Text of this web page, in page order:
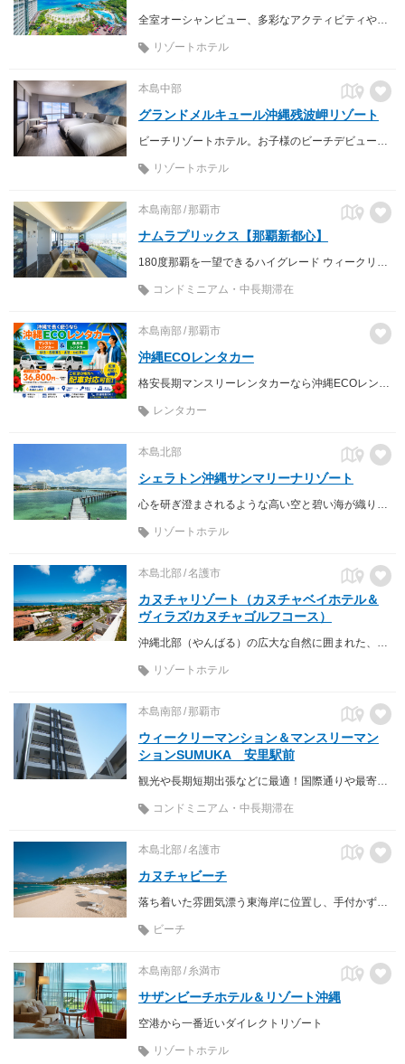
全室オーシャンビュー、多彩なアクティビティや充実の施設でゆったりとリゾートを楽しめるホテル。
リゾートホテル
本島中部
グランドメルキュール沖縄残波岬リゾート
リゾートホテル
本島南部 那覇市
ナムラプリックス【那覇新都心】
コンドミニアム・中長期滞在
本島南部 那覇市
沖縄ECOレンタカー
レンタカー
本島北部
シェラトン沖縄サンマリーナリゾート
リゾートホテル
本島北部 名護市
カヌチャリゾート（カヌチャベイホテル＆
ヴィラズ/カヌチャゴルフコース）
リゾートホテル
本島南部 那覇市
ウィークリーマンション＆マンスリーマン
ションSUMUKA 安里駅前
観光や長期短期出張などに最適！国際通りや最寄りのゆいレール駅にも徒歩圏内と好立地ですよー！ 決めるならSUMUKA宜しくお願い致します(*^_^*)
コンドミニアム・中長期滞在
本島北部 名護市
カヌチャビーチ
落ち着いた雰囲気漂う東海岸に位置し、手付かずの自然が残るビーチ。 オーシャンパークなどの遊具や、マリンアクティビティも充実しています。
ビーチ
本島南部 糸満市
サザンビーチホテル＆リゾート沖縄
空港から一番近いダイレクトリゾート
リゾートホテル